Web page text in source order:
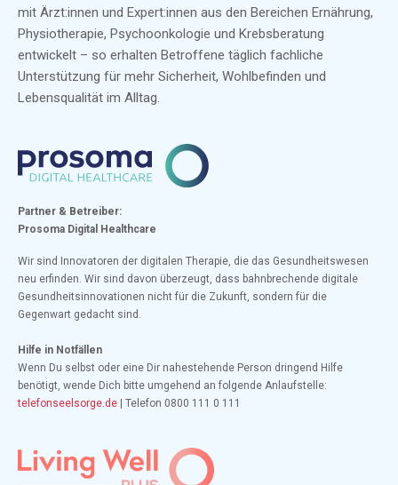
mit Ärzt:innen und Expert:innen aus den Bereichen Ernährung,
Physiotherapie, Psychoonkologie und Krebsberatung
entwickelt – so erhalten Betroffene täglich fachliche
Unterstützung für mehr Sicherheit, Wohlbefinden und
Lebensqualität im Alltag.
Partner & Betreiber:
Prosoma Digital Healthcare
Wir sind Innovatoren der digitalen Therapie, die das Gesundheitswesen
neu erfinden. Wir sind davon überzeugt, dass bahnbrechende digitale
Gesundheitsinnovationen nicht für die Zukunft, sondern für die
Gegenwart gedacht sind.
Hilfe in Notfällen
Wenn Du selbst oder eine Dir nahestehende Person dringend Hilfe
benötigt, wende Dich bitte umgehend an folgende Anlaufstelle:
telefonseelsorge.de | Telefon 0800 111 0 111